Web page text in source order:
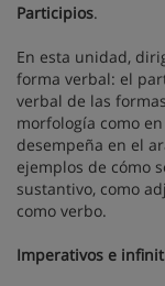
Participios.
En esta unidad,
forma verbal: el
verbal de las
morfología como
desempeña en el
ejemplos de cómo
sustantivo, como
como verbo.
Imperativos e